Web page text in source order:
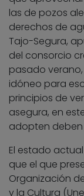
las de pozos
derechos de
Tajo-Segura,
del consorcio
pasado
idóneo para
principios de
asegura, en
adopten deben
El estado
que el que
Organización
y la Cultura